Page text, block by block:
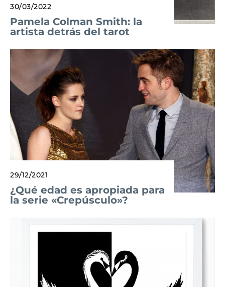
30/03/2022
Pamela Colman Smith: la
artista detrás del tarot
29/12/2021
¿Qué edad es apropiada para
la serie «Crepúsculo»?